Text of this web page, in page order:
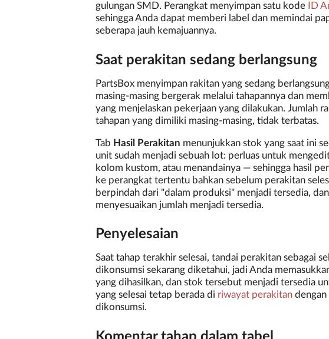
gulungan SMD. Perangkat menyimpan satu kode
ID
sehingga Anda dapat memberi label dan memindai
seberapa jauh kemajuannya.
Saat perakitan sedang berlangsung
PartsBox menyimpan rakitan yang sedang
masing-masing bergerak melalui tahapannya dan
yang menjelaskan pekerjaan yang dilakukan. Jumlah
tahapan yang dimiliki masing-masing, tidak terbatas.
Tab Hasil Perakitan menunjukkan stok yang saat ini
unit sudah menjadi sebuah lot: perluas untuk
kolom kustom, atau menandainya — sehingga hasil
ke perangkat tertentu bahkan sebelum perakitan
berpindah dari "dalam produksi" menjadi tersedia,
menyesuaikan jumlah menjadi tersedia.
Penyelesaian
Saat tahap terakhir selesai, tandai perakitan sebagai
dikonsumsi sekarang diketahui, jadi Anda
yang dihasilkan, dan stok tersebut menjadi tersedia
yang selesai tetap berada di riwayat perakitandengan
dikonsumsi.